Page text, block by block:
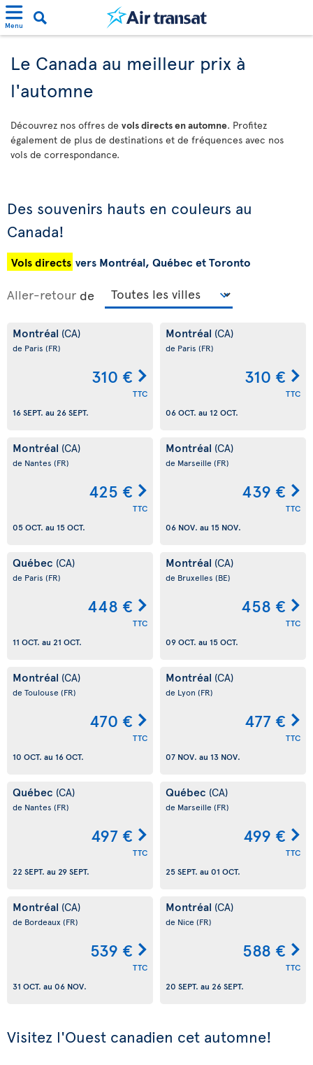
Menu
Le Canada au meilleur prix à
l'automne
Découvrez nos offres de vols directs en automne. Profitez
également de plus de destinations et de fréquences avec nos
vols de correspondance.
Des souvenirs hauts en couleurs au
Canada!
Vols directs vers Montréal, Québec et Toronto
Aller-retour de
Montréal (CA)
de Paris (FR)
310 €
TTC
16 SEPT. au 26 SEPT.
Montréal (CA)
de Paris (FR)
310 €
TTC
06 OCT. au 12 OCT.
Montréal (CA)
de Nantes (FR)
425 €
TTC
05 OCT. au 15 OCT.
Montréal (CA)
de Marseille (FR)
439 €
TTC
06 NOV. au 15 NOV.
Québec (CA)
de Paris (FR)
448 €
TTC
11 OCT. au 21 OCT.
Montréal (CA)
de Bruxelles (BE)
458 €
TTC
09 OCT. au 15 OCT.
Montréal (CA)
de Toulouse (FR)
470 €
TTC
10 OCT. au 16 OCT.
Montréal (CA)
de Lyon (FR)
477 €
TTC
07 NOV. au 13 NOV.
Québec (CA)
de Nantes (FR)
497 €
TTC
22 SEPT. au 29 SEPT.
Québec (CA)
de Marseille (FR)
499 €
TTC
25 SEPT. au 01 OCT.
Montréal (CA)
de Bordeaux (FR)
539 €
TTC
31 OCT. au 06 NOV.
Montréal (CA)
de Nice (FR)
588 €
TTC
20 SEPT. au 26 SEPT.
Visitez l'Ouest canadien cet automne!